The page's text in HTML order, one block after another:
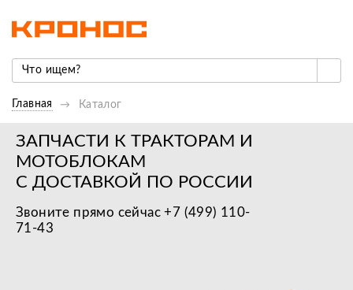
Главная Каталог
ЗАПЧАСТИ К ТРАКТОРАМ И
МОТОБЛОКАМ
С ДОСТАВКОЙ ПО РОССИИ
Звоните прямо сейчас +7 (499) 110-
71-43